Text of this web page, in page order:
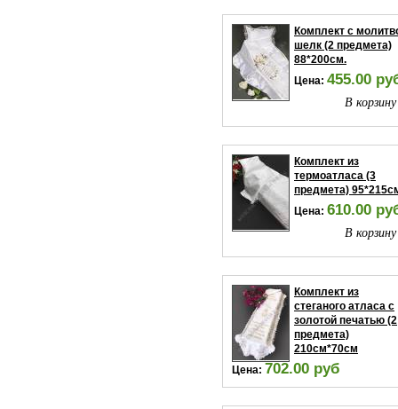
Комплект с
шелк (2 предмета)
88*200см.
Цена: 455.00
В
Комплект из
термоатласа (3
предмета)
Цена: 610.00
В
Комплект из
стеганого атласа с
золотой печатью (2
предмета)
210см*70см
Цена: 702.00 руб
В